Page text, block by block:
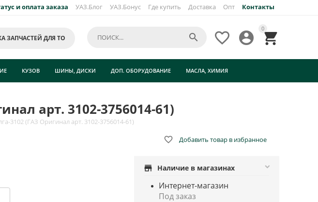
и оплата заказа УАЗ.Блог УАЗ.Бонус Где купить Доставка Опт Контакты
0



ЗАПЧАСТЕЙ ДЛЯ ТО 
КУЗОВ ШИНЫ, ДИСКИ ДОП. ОБОРУДОВАНИЕ МАСЛА, ХИМИЯ
арт. 3102-3756014-61)
3102 (ГАЗ Оригинал арт. 3102-3756014-61)
 Добавить товар в избранное
товара:
SMS уведомления.
store Наличие в магазинах
Интернет-магазин
Под заказ